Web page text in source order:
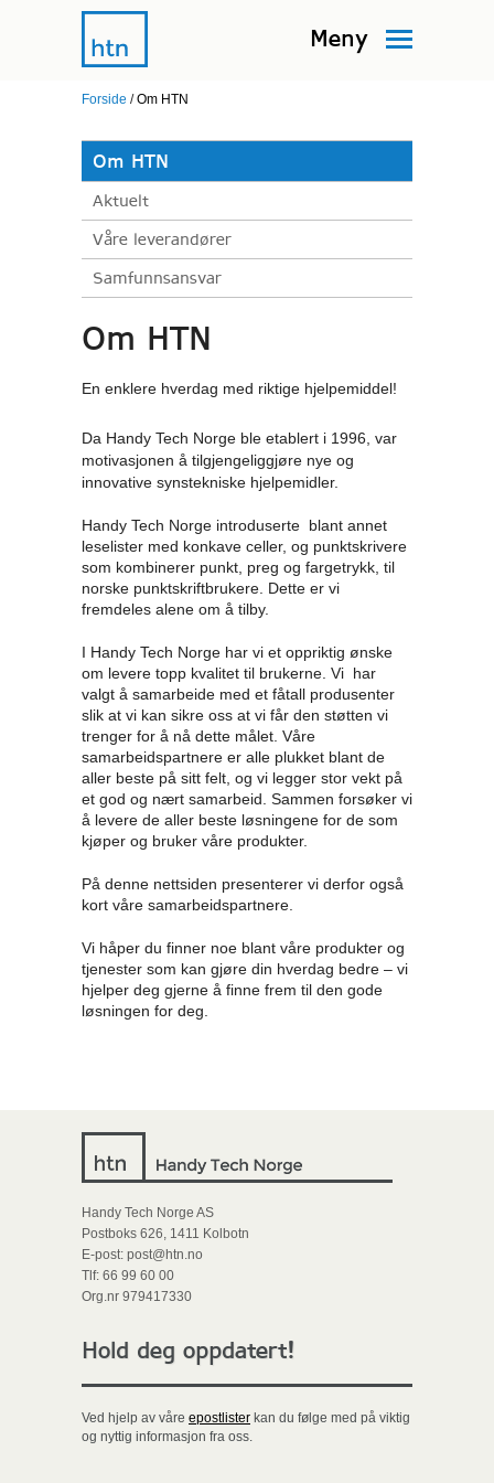
Meny
Forside /Om HTN
Om HTN
Aktuelt
Våre leverandører
Samfunnsansvar
Om HTN
En enklere hverdag med riktige hjelpemiddel!
Da Handy Tech Norge ble etablert i 1996, var
motivasjonen å tilgjengeliggjøre nye og
innovative synstekniske hjelpemidler.
Handy Tech Norge introduserte blant annet
leselister med konkave celler, og punktskrivere
som kombinerer punkt, preg og fargetrykk, til
norske punktskriftbrukere. Dette er vi
fremdeles alene om å tilby.
I Handy Tech Norge har vi et oppriktig ønske
om levere topp kvalitet til brukerne. Vi har
valgt å samarbeide med et fåtall produsenter
slik at vi kan sikre oss at vi får den støtten vi
trenger for å nå dette målet. Våre
samarbeidspartnere er alle plukket blant de
aller beste på sitt felt, og vi legger stor vekt på
et god og nært samarbeid. Sammen forsøker vi
å levere de aller beste løsningene for de som
kjøper og bruker våre produkter.
På denne nettsiden presenterer vi derfor også
kort våre samarbeidspartnere.
Vi håper du finner noe blant våre produkter og
tjenester som kan gjøre din hverdag bedre – vi
hjelper deg gjerne å finne frem til den gode
løsningen for deg.
Handy Tech Norge AS
Postboks 626, 1411 Kolbotn
E-post: post@htn.no
Tlf: 66 99 60 00
Org.nr 979417330
Hold deg oppdatert!
Ved hjelp av våre epostlister kan du følge med på viktig
og nyttig informasjon fra oss.